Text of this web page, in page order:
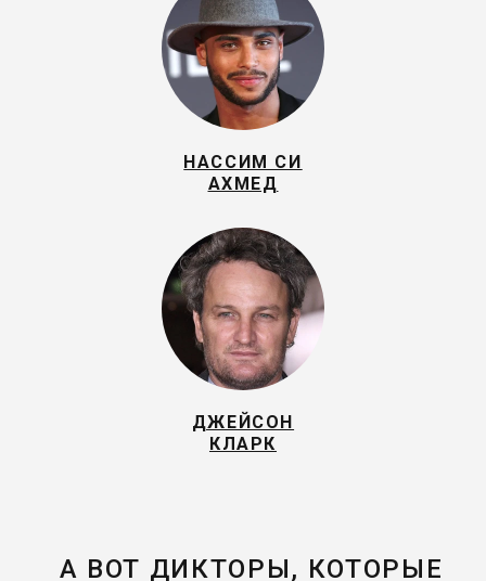
НАССИМ СИ
АХМЕД
ДЖЕЙСОН
КЛАРК
А ВОТ ДИКТОРЫ, КОТОРЫЕ